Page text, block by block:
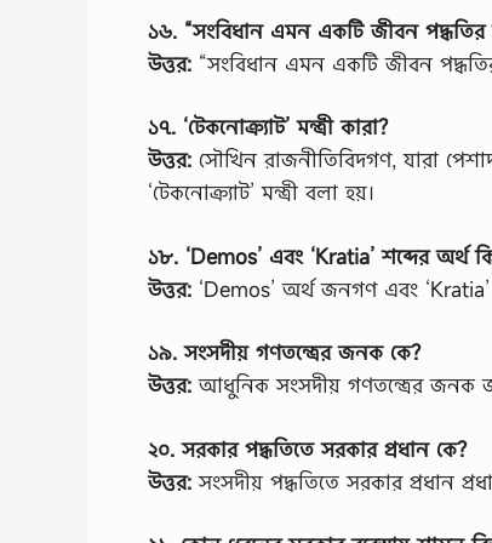
১৬. “সংবিধান এমন একটি জীবন পদ্ধতির
উত্তর: “সংবিধান এমন একটি জীবন পদ্ধতির
১৭. ‘টেকনোক্র্যাট’ মন্ত্রী কারা?
উত্তর: সৌখিন রাজনীতিবিদগণ, যারা
‘টেকনোক্র্যাট’ মন্ত্রী বলা হয়।
১৮. ‘Demos’ এবং ‘Kratia’ শব্দের অর্থ
উত্তর: ‘Demos’ অর্থ জনগণ এবং
১৯. সংসদীয় গণতন্ত্রের জনক কে?
উত্তর: আধুনিক সংসদীয় গণতন্ত্রের জনক
২০. সরকার পদ্ধতিতে সরকার প্রধান কে?
উত্তর: সংসদীয় পদ্ধতিতে সরকার প্রধান